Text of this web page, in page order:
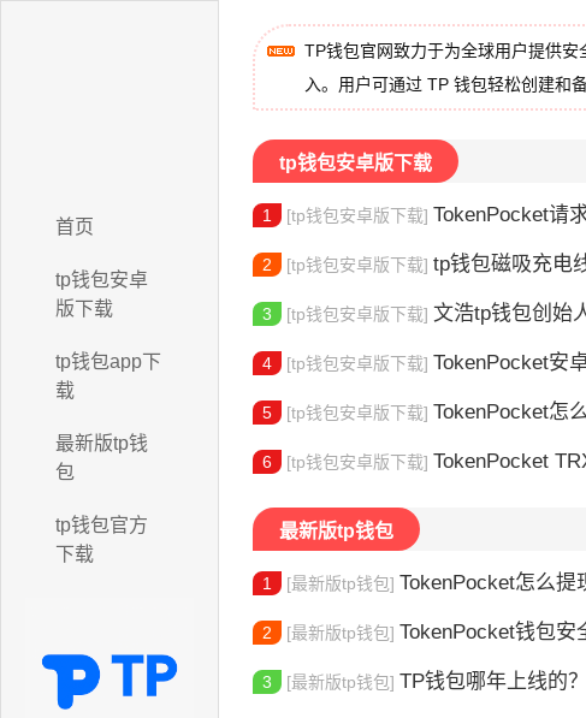
首页
tp钱包安卓
版下载
tp钱包app下
载
最新版tp钱
包
tp钱包官方
下载
TP钱包官网致力于为全球用户提供
入。用户可通过 TP 钱包轻松创建和
tp钱包安卓版下载
1 [tp钱包安卓版下载] TokenPocket请求超时怎么办
2 [tp钱包安卓版下载] tp钱包磁吸充电线怎么
3 [tp钱包安卓版下载] 文浩tp钱包创始人：TP钱包
4 [tp钱包安卓版下载] TokenPocket安卓版下载：手
5 [tp钱包安卓版下载] TokenPocket怎么查？
6 [tp钱包安卓版下载] TokenPocket TRX合并功能详解：
最新版tp钱包
1 [最新版tp钱包] TokenPocket怎么提现？教
2 [最新版tp钱包] TokenPocket钱包安全
3 [最新版tp钱包] TP钱包哪年上线的？2018年推